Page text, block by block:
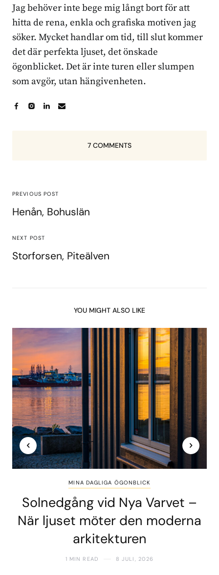
Jag behöver inte bege mig långt bort för att
hitta de rena, enkla och grafiska motiven jag
söker. Mycket handlar om tid, till slut kommer
det där perfekta ljuset, det önskade
ögonblicket. Det är inte turen eller slumpen
som avgör, utan hängivenheten.
7 COMMENTS
PREVIOUS POST
Henån, Bohuslän
NEXT POST
Storforsen, Piteälven
YOU MIGHT ALSO LIKE
MINA DAGLIGA ÖGONBLICK
Solnedgång vid Nya Varvet –
När ljuset möter den moderna
arkitekturen
1 MIN READ 8 JULI, 2026